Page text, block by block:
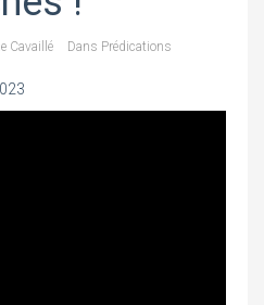
Cavaillé Dans Prédications